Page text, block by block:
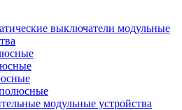
выключатели модульные
модульные устройства